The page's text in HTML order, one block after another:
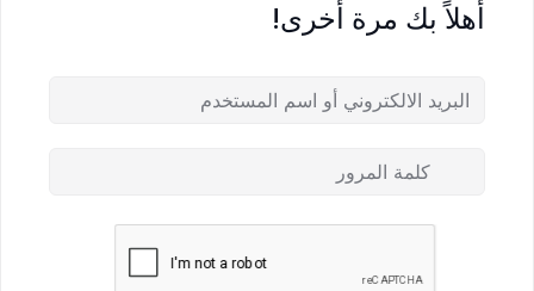
أهلاً بك مرة أخرى!